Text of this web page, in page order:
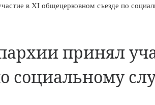
в XI общецерковном съезде по
принял
социальному